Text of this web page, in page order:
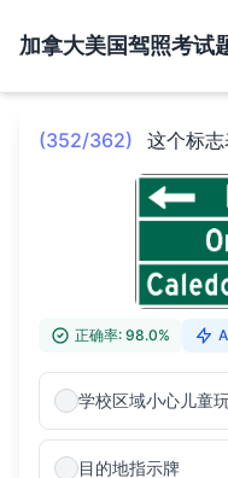
加拿大美国驾照考试
(352/362) 这个标志
正确率: 98.0%
学校区域小心儿童
目的地指示牌